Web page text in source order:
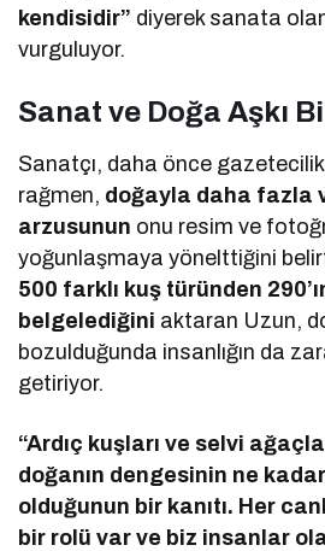
kendisidir” diyerek sanata
vurguluyor.
Sanat ve Doğa Aşkı
Sanatçı, daha önce gazetecilik
rağmen, doğayla daha fazla
arzusunun onu resim ve
yoğunlaşmaya yönelttiğini
500 farklı kuş türünden
belgelediğini aktaran Uzun,
bozulduğunda insanlığın da
getiriyor.
“Ardıç kuşları ve selvi
doğanın dengesinin ne
olduğunun bir kanıtı. Her
bir rolü var ve biz insanlar